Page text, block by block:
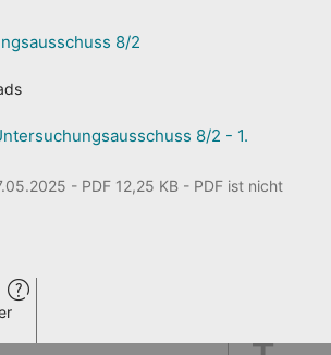
8/2
8/2 - 1.
- PDF 12,25 KB - PDF ist nicht